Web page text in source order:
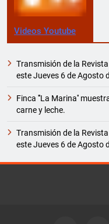
Videos Youtube
Transmisión de la
este Jueves 6 de Agosto
Finca '''La Marina''
carne y leche.
Transmisión de la
este Jueves 6 de Agosto